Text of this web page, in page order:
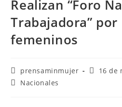
Realizan “Foro
Trabajadora”
femeninos
prensaminmujer
16 de
Nacionales